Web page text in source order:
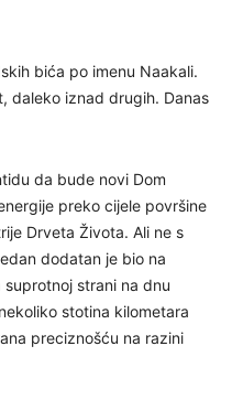
bića po imenu Naakali.
daleko iznad drugih. Danas
da bude novi Dom
preko cijele površine
Drveta Života. Ali ne s
dodatan je bio na
strani na dnu
stotina kilometara
preciznošću na razini